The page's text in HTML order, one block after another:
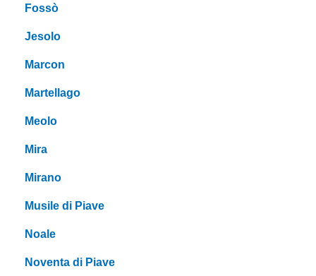
Fossò
Jesolo
Marcon
Martellago
Meolo
Mira
Mirano
Musile di Piave
Noale
Noventa di Piave